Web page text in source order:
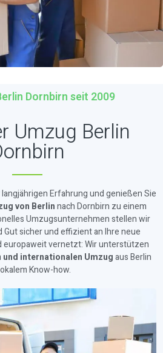
Dornbirn seit 2009
Umzug Berlin
Erfahrung und genießen Sie
von Berlinnach Dornbirn zu einem
Umzugsunternehmen stellen wir
Gut sicher und effizient an Ihre neue
europaweit vernetzt: Wir unterstützen
internationalen Umzugaus Berlin
Know-how.